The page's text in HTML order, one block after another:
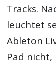
Tracks.
leuchtet
Ableton
Pad